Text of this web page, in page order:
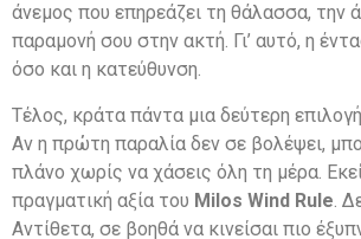
άνεμος που επηρεάζει τη θάλασσα, την
παραμονή σου στην ακτή. Γι’ αυτό, η
όσο και η κατεύθυνση.
Τέλος, κράτα πάντα μια δεύτερη
Αν η πρώτη παραλία δεν σε βολέψει,
πλάνο χωρίς να χάσεις όλη τη μέρα.
πραγματική αξία του Milos Wind Rule .
Αντίθετα, σε βοηθά να κινείσαι πιο